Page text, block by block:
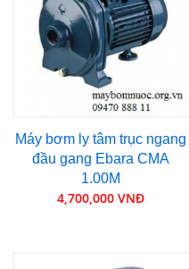
Máy bơm ly tâm trục ngang
đầu gang Ebara CMA
1.00M
4,700,000 VNĐ